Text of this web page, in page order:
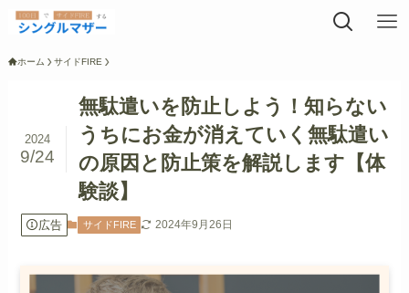
ホーム サイドFIRE
無駄遣いを防止しよう！知らない
うちにお金が消えていく無駄遣い
の原因と防止策を解説します【体
験談】
2024
9/24
広告 サイドFIRE 2024年9月26日